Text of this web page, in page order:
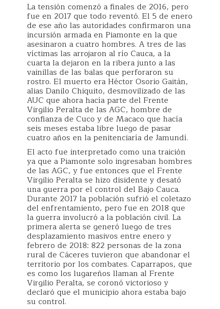
La tensión comenzó a finales de 2016, pero
fue en 2017 que todo reventó. El 5 de enero
de ese año las autoridades confirmaron una
incursión armada en Piamonte en la que
asesinaron a cuatro hombres. A tres de las
víctimas las arrojaron al río Cauca, a la
cuarta la dejaron en la ribera junto a las
vainillas de las balas que perforaron su
rostro. El muerto era Héctor Osorio Gaitán,
alias Danilo Chiquito, desmovilizado de las
AUC que ahora hacía parte del Frente
Virgilio Peralta de las AGC, hombre de
confianza de Cuco y de Macaco que hacía
seis meses estaba libre luego de pasar
cuatro años en la penitenciaría de Jamundí.
El acto fue interpretado como una traición
ya que a Piamonte solo ingresaban hombres
de las AGC, y fue entonces que el Frente
Virgilio Peralta se hizo disidente y desató
una guerra por el control del Bajo Cauca.
Durante 2017 la población sufrió el coletazo
del enfrentamiento, pero fue en 2018 que
la guerra involucró a la población civil. La
primera alerta se generó luego de tres
desplazamiento masivos entre enero y
febrero de 2018: 822 personas de la zona
rural de Cáceres tuvieron que abandonar el
territorio por los combates. Caparrapos, que
es como los lugareños llaman al Frente
Virgilio Peralta, se coronó victorioso y
declaró que el municipio ahora estaba bajo
su control.